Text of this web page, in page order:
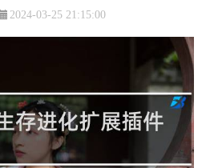
2024-03-25 21:15:00